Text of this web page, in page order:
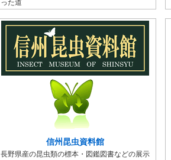
った道
信州昆虫資料館
長野県産の昆虫類の標本・図鑑図書などの展示